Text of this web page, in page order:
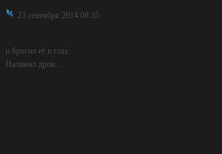
23 сентября 2014 08:35
и бросил её в глаз.
Наламал дров...